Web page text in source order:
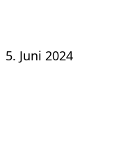
5. Juni 2024